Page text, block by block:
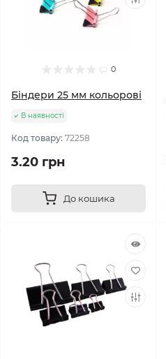
0
Біндери 25 мм кольорові
В наявності
Код товару: 72258
3.20 грн
До кошика